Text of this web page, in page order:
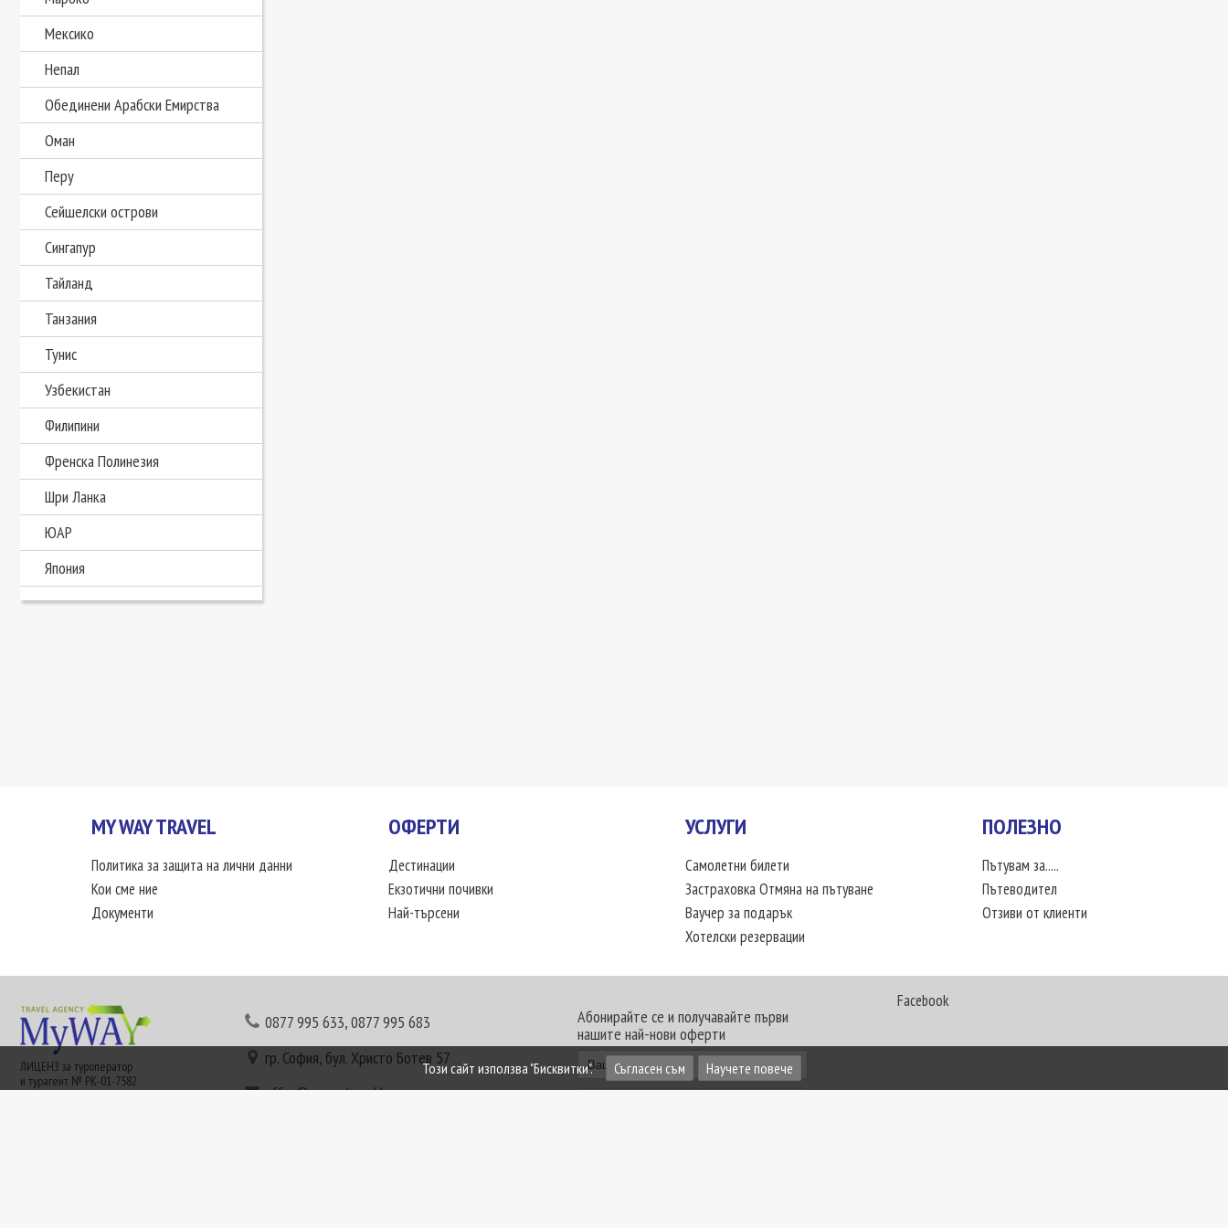
Мексико
Непал
Обединени Арабски Емирства
Оман
Перу
Сейшелски острови
Сингапур
Тайланд
Танзания
Тунис
Узбекистан
Филипини
Френска Полинезия
Шри Ланка
ЮАР
Япония
MY WAY TRAVEL
Политика за защита на лични данни
Кои сме ние
Документи
ОФЕРТИ
Дестинации
Екзотични почивки
Най-търсени
УСЛУГИ
Самолетни билети
Застраховка Отмяна на пътуване
Ваучер за подарък
Хотелски резервации
ПОЛЕЗНО
Пътувам за.....
Пътеводител
Отзиви от клиенти
ЛИЦЕНЗ за туроператор
и турагент № РК-01-7582
0877 995 633,0877 995 683
гр. София, бул. Христо Ботев 57
office@mywaytravel.bg
Абонирайте се и получавайте първи
нашите най-нови оферти
Facebook
Този сайт използва "Бисквитки". Съгласен съм Научете повече